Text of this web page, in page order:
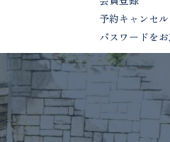
予約キャンセル
パスワードを